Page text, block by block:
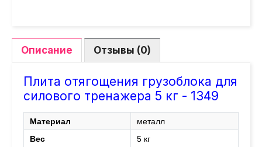
Описание Отзывы (0)
Плита отягощения грузоблока для
силового тренажера 5 кг - 1349
Материал
металл
Вес
5 кг